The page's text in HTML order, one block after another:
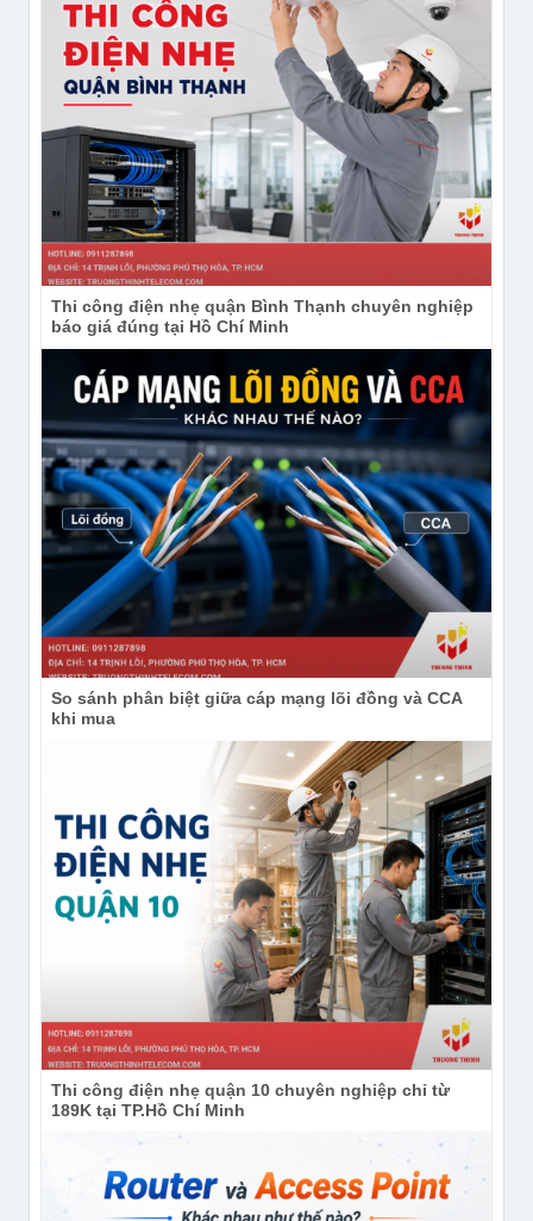
Thi công điện nhẹ quận Bình Thạnh chuyên nghiệp
báo giá đúng tại Hồ Chí Minh
So sánh phân biệt giữa cáp mạng lõi đồng và CCA
khi mua
Thi công điện nhẹ quận 10 chuyên nghiệp chỉ từ
189K tại TP.Hồ Chí Minh